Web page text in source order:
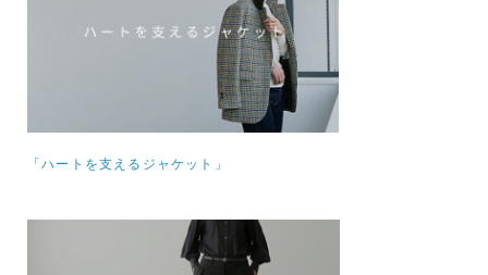
「ハートを支えるジャケット」